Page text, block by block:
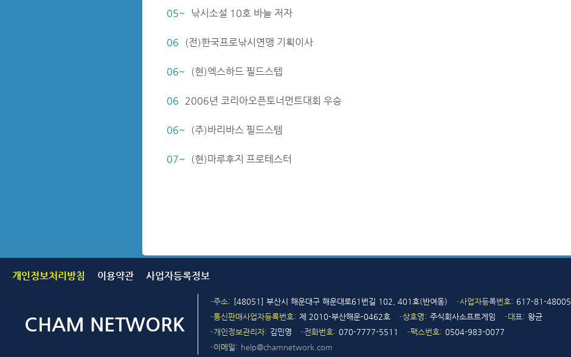
05~ 낚시소설 10호 바늘 저자
06 (전)한국프로낚시연맹 기획이사
06~ (현)엑스하드 필드스텝
06 2006년 코리아오픈토너먼트대회 우승
06~ (주)바리바스 필드스템
07~ (현)마루후지 프로테스터
개인정보처리방침 이용약관 사업자등록정보
주소 [48051] 부산시 해운대구 해운대로61번길 102, 401호(반여동) 사업자등록번호
617-81-48005
통신판매사업자등록번호 제 2010-부산해운-0462호 상호명 주식회사소프트게임 대표 왕균
개인정보관리자
김민영 전화번호 070-7777-5511 팩스번호 0504-983-0077
이메일
help@chamnetwork.com